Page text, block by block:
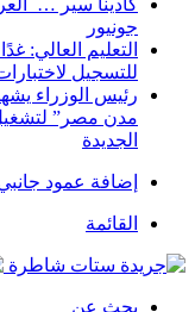
كادينا سير …
جونيور
التعليم العالي:
للتسجيل
رئيس الوزراء
مدن مصر” لتشغيل
الجديدة
إضافة عمود
القائمة
بحث عن